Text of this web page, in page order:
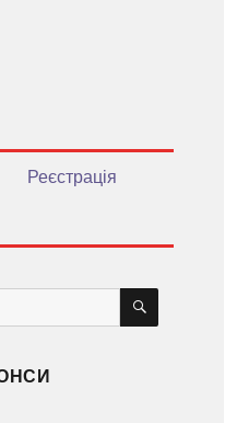
Реєстрація
ШУКАТИ